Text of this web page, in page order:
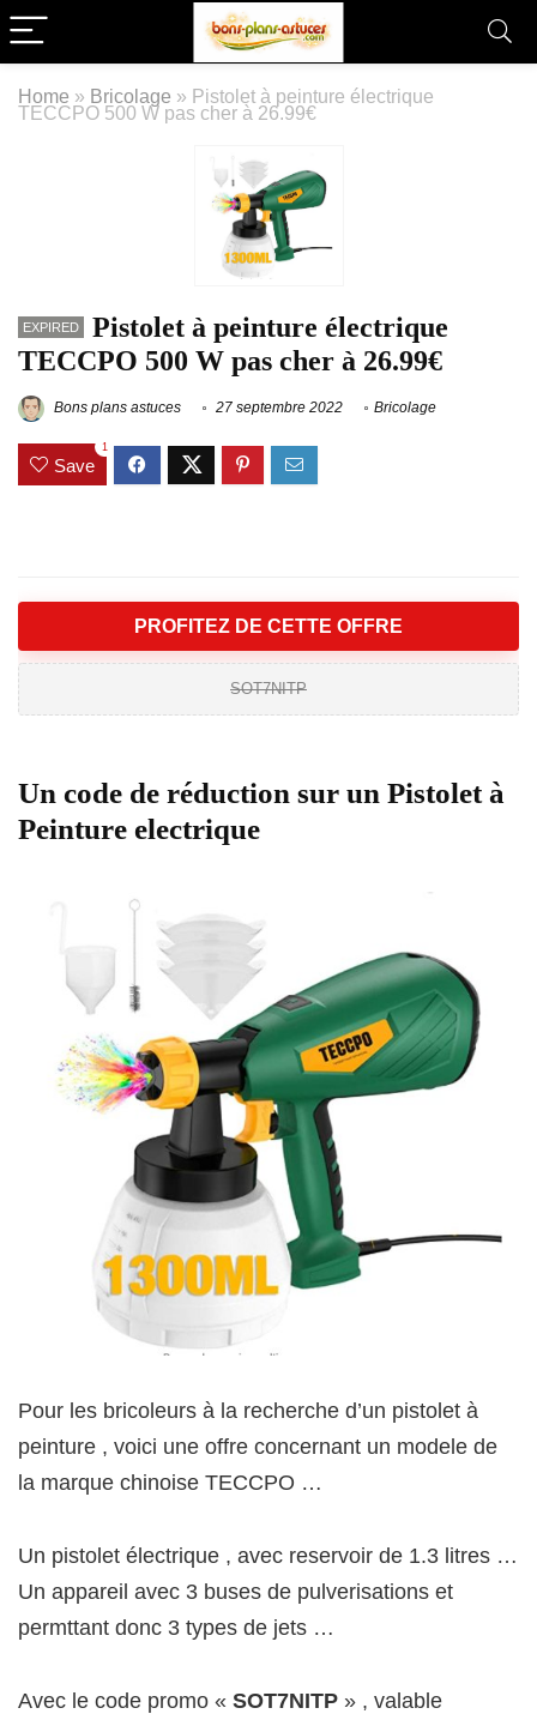
Home » Bricolage » Pistolet à peinture électrique
TECCPO 500 W pas cher à 26.99€
EXPIRED
Pistolet à peinture électrique
TECCPO 500 W pas cher à 26.99€
Bons plans astuces 27 septembre 2022 Bricolage
Save
1
PROFITEZ DE CETTE OFFRE
SOT7NITP
Un code de réduction sur un Pistolet à
Peinture electrique
Pour les bricoleurs à la recherche d’un pistolet à
peinture , voici une offre concernant un modele de
la marque chinoise TECCPO …
Un pistolet électrique , avec reservoir de 1.3 litres …
Un appareil avec 3 buses de pulverisations et
permttant donc 3 types de jets …
Avec le code promo « SOT7NITP » , valable